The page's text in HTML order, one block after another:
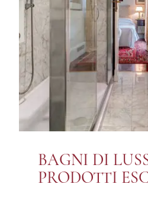
BAGNI DI
PRODOTTI